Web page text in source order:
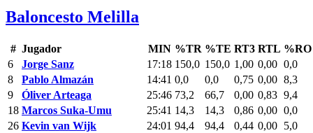
Baloncesto Melilla
# Jugador MIN %TR %TE RT3 RTL %RO
6
Jorge Sanz 17:18 150,0 150,0 1,00 0,00 0,0
8
Pablo Almazán 14:41 0,0 0,0 0,75 0,00 8,3
9
Óliver Arteaga 25:46 73,2 66,7 0,00 0,83 9,4
18 Marcos Suka-Umu 25:41 14,3 14,3 0,86 0,00 0,0
26 Kevin van Wijk 24:01 94,4 94,4 0,44 0,00 5,0